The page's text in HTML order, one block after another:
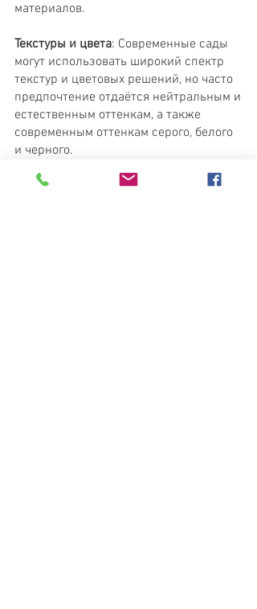
материалов.
Текстуры и цвета: Современные сады
могут использовать широкий спектр
текстур и цветовых решений, но часто
предпочтение отдаётся нейтральным и
естественным оттенкам, а также
современным оттенкам серого, белого
и черного.
Эти факторы могут различаться в